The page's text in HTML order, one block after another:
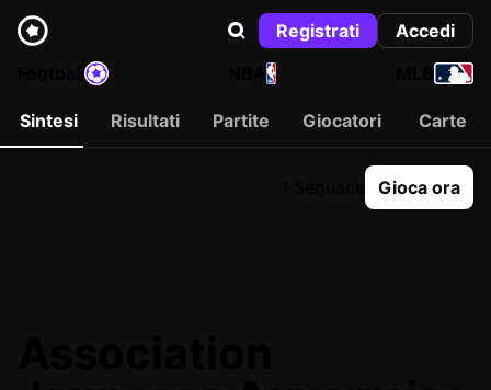
Registrati
Accedi
NBA
Sintesi Risultati Partite Giocatori Carte
Gioca ora